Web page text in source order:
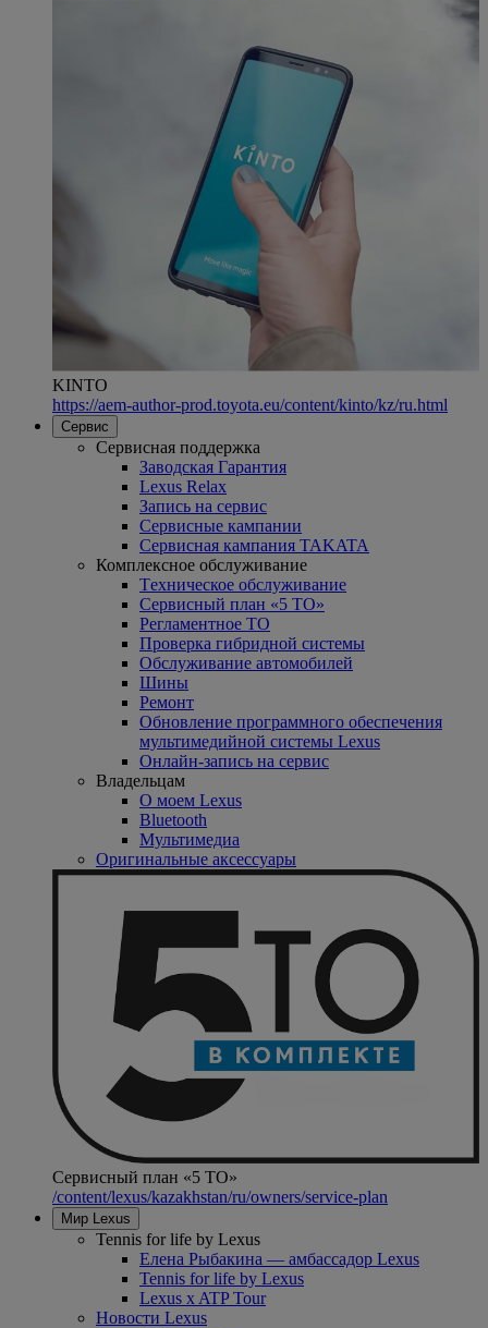
KINTO
https://aem-author-prod.toyota.eu/content/kinto/kz/ru.html
Сервис
Сервисная поддержка
Заводская Гарантия
Lexus Relax
Запись на сервис
Сервисные кампании
Сервисная кампания TAKATA
Комплексное обслуживание
Tехническое обслуживание
Сервисный план «5 ТО»
Регламентное ТО
Проверка гибридной системы
Oбслуживание автомобилей
Шины
Ремонт
Обновление программного обеспечения
мультимедийной системы Lexus
Онлайн-запись на сервис
Владельцам
O моем Lexus
Bluetooth
Mультимедиа
Оригинальные аксессуары
Сервисный план «5 ТО»
/content/lexus/kazakhstan/ru/owners/service-plan
Мир Lexus
Tennis for life by Lexus
Елена Рыбакина — амбассадор Lexus
Tennis for life by Lexus
Lexus x ATP Tour
Новости Lexus